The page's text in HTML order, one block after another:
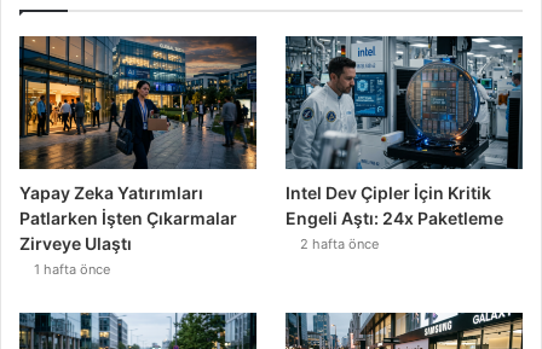
Yapay Zeka Yatırımları
Patlarken İşten Çıkarmalar
Zirveye Ulaştı
1 hafta önce
Intel Dev Çipler İçin Kritik
Engeli Aştı: 24x Paketleme
2 hafta önce